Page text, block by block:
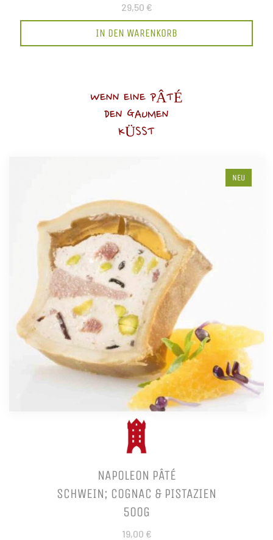
29,50 €
IN DEN WARENKORB
WENN EINE PÂTÉ
DEN GAUMEN
KÜSST
NEU
NAPOLEON PÂTÉ
SCHWEIN; COGNAC & PISTAZIEN
500G
19,00 €